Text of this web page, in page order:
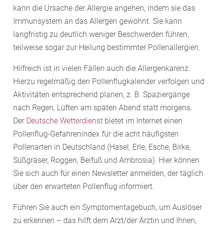
kann die Ursache der Allergie angehen, indem sie das
Immunsystem an das Allergen gewöhnt. Sie kann
langfristig zu deutlich weniger Beschwerden führen,
teilweise sogar zur Heilung bestimmter Pollenallergien.
Hilfreich ist in vielen Fällen auch die Allergenkarenz:
Hierzu regelmäßig den Pollenflugkalender verfolgen und
Aktivitäten entsprechend planen, z. B. Spaziergänge
nach Regen, Lüften am späten Abend statt morgens.
Der Deutsche Wetterdienst bietet im Internet einen
Pollenflug-Gefahrenindex für die acht häufigsten
Pollenarten in Deutschland (Hasel, Erle, Esche, Birke,
Süßgräser, Roggen, Beifuß und Ambrosia). Hier können
Sie sich auch für einen Newsletter anmelden, der täglich
über den erwarteten Pollenflug informiert.
Führen Sie auch ein Symptomentagebuch, um Auslöser
zu erkennen – das hilft dem Arzt/der Ärztin und Ihnen,